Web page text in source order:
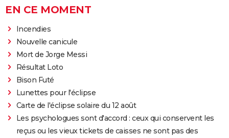
EN CE MOMENT
Incendies
Nouvelle canicule
Mort de Jorge Messi
Résultat Loto
Bison Futé
Lunettes pour l'éclipse
Carte de l'éclipse solaire du 12 août
Les psychologues sont d'accord : ceux qui conservent les
reçus ou les vieux tickets de caisses ne sont pas des